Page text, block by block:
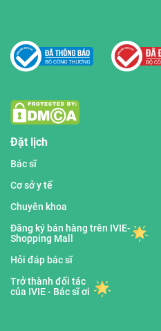
Đặt lịch
Bác sĩ
Cơ sở y tế
Chuyên khoa
Đăng ký bán hàng trên IVIE-
Shopping Mall
Hỏi đáp bác sĩ
Trở thành đối tác
của IVIE - Bác sĩ ơi